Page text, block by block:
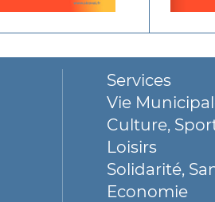
Services
Vie
Culture,
Loisirs
Solidarité,
Economie